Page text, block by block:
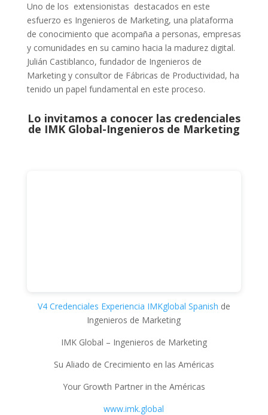
Uno de los extensionistas destacados en este
esfuerzo es Ingenieros de Marketing, una plataforma
de conocimiento que acompaña a personas, empresas
y comunidades en su camino hacia la madurez digital.
Julián Castiblanco, fundador de Ingenieros de
Marketing y consultor de Fábricas de Productividad, ha
tenido un papel fundamental en este proceso.
Lo invitamos a conocer las credenciales
de IMK Global-Ingenieros de Marketing
V4 Credenciales Experiencia IMKglobal Spanish de
Ingenieros de Marketing
IMK Global – Ingenieros de Marketing
Su Aliado de Crecimiento en las Américas
Your Growth Partner in the Américas
www.imk.global